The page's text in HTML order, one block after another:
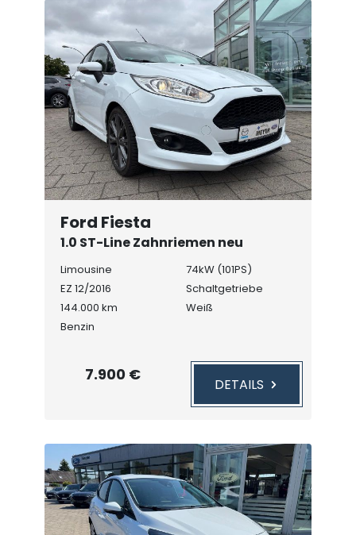
Ford Fiesta
1.0 ST-Line Zahnriemen neu
Limousine
EZ 12/2016
144.000 km
Benzin
74kW (101PS)
Schaltgetriebe
Weiß
7.900 €
DETAILS